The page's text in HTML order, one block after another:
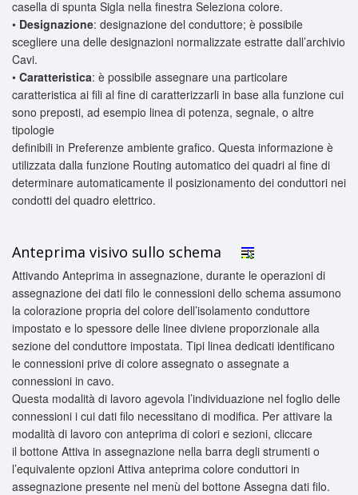
casella di spunta Sigla nella finestra Seleziona colore.
• Designazione: designazione del conduttore; è possibile
scegliere una delle designazioni normalizzate estratte dall’archivio
Cavi.
• Caratteristica: è possibile assegnare una particolare
caratteristica ai fili al fine di caratterizzarli in base alla funzione cui
sono preposti, ad esempio linea di potenza, segnale, o altre
tipologie
definibili in Preferenze ambiente grafico. Questa informazione è
utilizzata dalla funzione Routing automatico dei quadri al fine di
determinare automaticamente il posizionamento dei conduttori nei
condotti del quadro elettrico.
Anteprima visivo sullo schema
Attivando Anteprima in assegnazione, durante le operazioni di
assegnazione dei dati filo le connessioni dello schema assumono
la colorazione propria del colore dell’isolamento conduttore
impostato e lo spessore delle linee diviene proporzionale alla
sezione del conduttore impostata. Tipi linea dedicati identificano
le connessioni prive di colore assegnato o assegnate a
connessioni in cavo.
Questa modalità di lavoro agevola l’individuazione nel foglio delle
connessioni i cui dati filo necessitano di modifica. Per attivare la
modalità di lavoro con anteprima di colori e sezioni, cliccare
il bottone Attiva in assegnazione nella barra degli strumenti o
l’equivalente opzioni Attiva anteprima colore conduttori in
assegnazione presente nel menù del bottone Assegna dati filo.